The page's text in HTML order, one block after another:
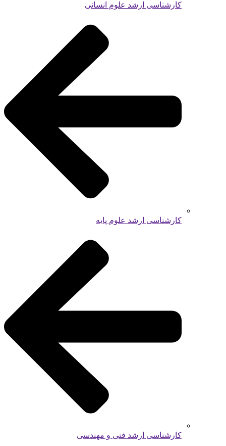
کارشناسی ارشد علوم انسانی
کارشناسی ارشد علوم پایه
کارشناسی ارشد فنی و مهندسی